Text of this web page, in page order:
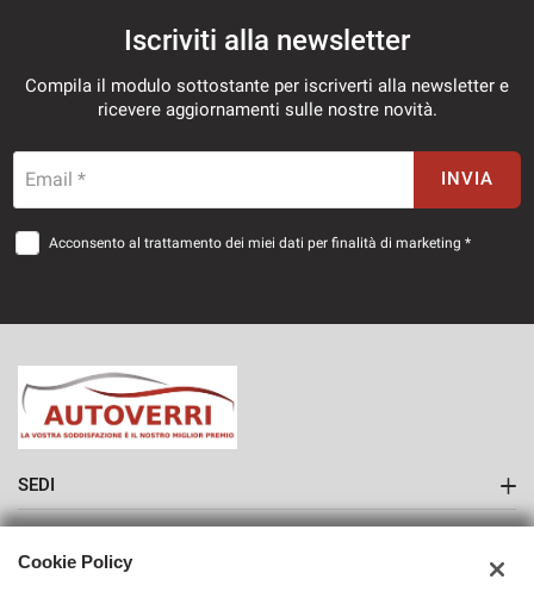
Iscriviti alla newsletter
Compila il modulo sottostante per iscriverti alla newsletter e
ricevere aggiornamenti sulle nostre novità.
Email * INVIA
Acconsento al trattamento dei miei dati per finalità di marketing *
SEDI
Sede di Como
AZIENDA
Cookie Policy